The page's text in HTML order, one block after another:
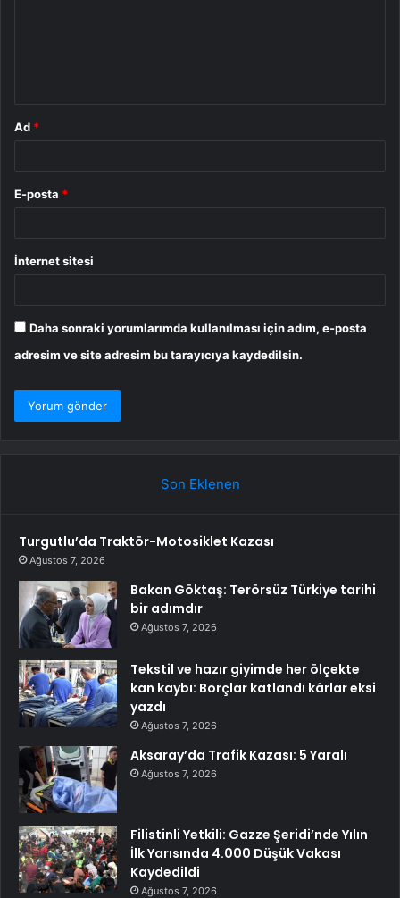
Ad *
E-posta *
İnternet sitesi
Daha sonraki yorumlarımda kullanılması için adım, e-posta
adresim ve site adresim bu tarayıcıya kaydedilsin.
Son Eklenen
Turgutlu’da Traktör-Motosiklet Kazası
Ağustos 7, 2026
Bakan Göktaş: Terörsüz Türkiye tarihi
bir adımdır
Ağustos 7, 2026
Tekstil ve hazır giyimde her ölçekte
kan kaybı: Borçlar katlandı kârlar eksi
yazdı
Ağustos 7, 2026
Aksaray’da Trafik Kazası: 5 Yaralı
Ağustos 7, 2026
Filistinli Yetkili: Gazze Şeridi’nde Yılın
İlk Yarısında 4.000 Düşük Vakası
Kaydedildi
Ağustos 7, 2026